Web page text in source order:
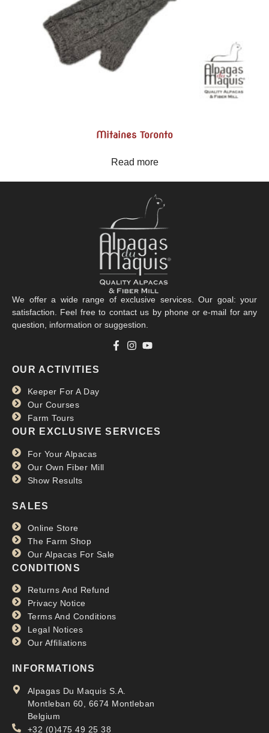
Mitaines Toronto
Read more
We offer a wide range of exclusive services. Our goal: your
satisfaction. Feel free to contact us by phone or e-mail for any
question, information or suggestion.
OUR ACTIVITIES
Keeper For A Day
Our Courses
Farm Tours
OUR EXCLUSIVE SERVICES
For Your Alpacas
Our Own Fiber Mill
Show Results
SALES
Online Store
The Farm Shop
Our Alpacas For Sale
CONDITIONS
Returns And Refund
Privacy Notice
Terms And Conditions
Legal Notices
Our Affiliations
INFORMATIONS
Alpagas Du Maquis S.A.
Montleban 60, 6674 Montleban
Belgium
+32 (0)475 49 25 38